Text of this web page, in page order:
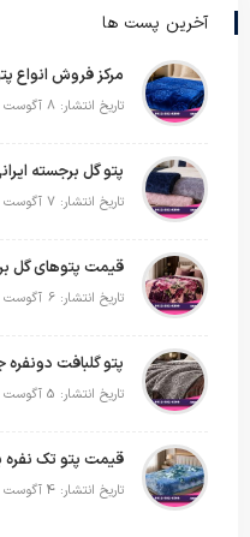
آخرین پست ها
تاریخ انتشار: 8 آگوست 2026
تاریخ انتشار: 7 آگوست 2026
تاریخ انتشار: 6 آگوست 2026
تاریخ انتشار: 5 آگوست 2026
تاریخ انتشار: 4 آگوست 2026